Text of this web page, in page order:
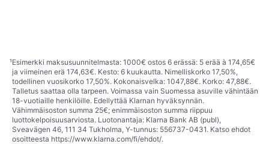
¹Esimerkki maksusuunnitelmasta: 1000€ ostos 6 erässä: 5 erää à 174,65€
ja viimeinen erä 174,63€. Kesto: 6 kuukautta. Nimelliskorko 17,50%,
todellinen vuosikorko 17,50%. Kokonaisvelka: 1047,88€. Korko: 47,88€.
Talletus saattaa olla tarpeen. Voimassa vain Suomessa asuville vähintään
18-vuotiaille henkilöille. Edellyttää Klarnan hyväksynnän.
Vähimmäisoston summa 25€; enimmäisoston summa riippuu
luottokelpoisuusarviosta. Luotonantaja: Klarna Bank AB (publ),
Sveavägen 46, 111 34 Tukholma, Y-tunnus: 556737-0431. Katso ehdot
osoitteesta https://www.klarna.com/fi/ehdot/.